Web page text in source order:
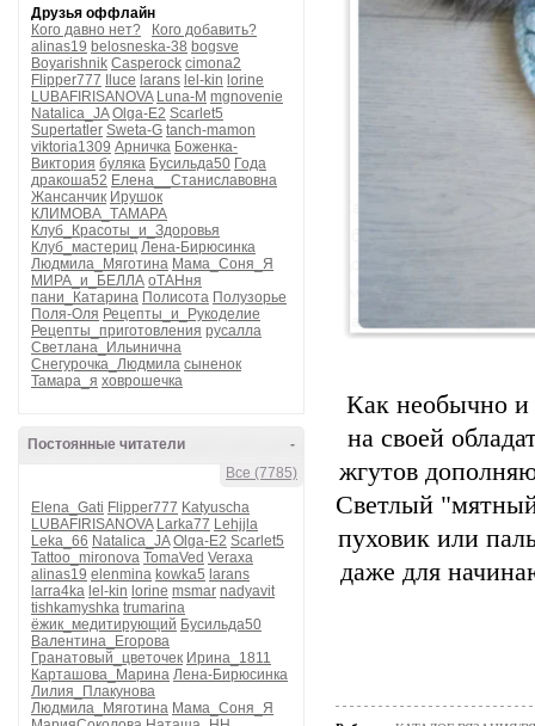
Друзья оффлайн
Кого давно нет?
Кого добавить?
alinas19 belosneska-38 bogsve
Boyarishnik Casperock cimona2
Flipper777
Iluce larans lel-kin lorine
LUBAFIRISANOVA Luna-M mgnovenie
Natalica_JA Olga-E2 Scarlet5
Supertatler Sweta-G tanch-mamon
viktoria1309 Арничка Боженка-
Виктория буляка Бусильда50 Года
дракоша52 Елена__Станиславовна
Жансанчик Ирушок
КЛИМОВА_ТАМАРА
Клуб_Красоты_и_Здоровья
Клуб_мастериц Лена-Бирюсинка
Людмила_Мяготина Мама_Соня_Я
МИРА_и_БЕЛЛА оТАНня
пани_Катарина Полисота Полузорье
Поля-Оля Рецепты_и_Рукоделие
Рецепты_приготовления русалла
Светлана_Ильинична
Снегурочка_Людмила сыненок
Тамара_я ховрошечка
-
Постоянные читатели
Все (7785)
Elena_Gati Flipper777 Katyuscha
LUBAFIRISANOVA Larka77 Lehjjla
Leka_66 Natalica_JA Olga-E2 Scarlet5
Tattoo_mironova TomaVed Veraxa
alinas19 elenmina kowka5 larans
larra4ka lel-kin lorine msmar nadyavit
tishkamyshka trumarina
ёжик_медитирующий Бусильда50
Валентина_Егорова
Гранатовый_цветочек Ирина_1811
Карташова_Марина Лена-Бирюсинка
Лилия_Плакунова
Людмила_Мяготина Мама_Соня_Я
Как необычно
на своей
жгутов
Светлый
пуховик или
даже для